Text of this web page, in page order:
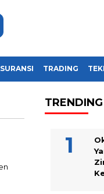
TRADING
TRENDING